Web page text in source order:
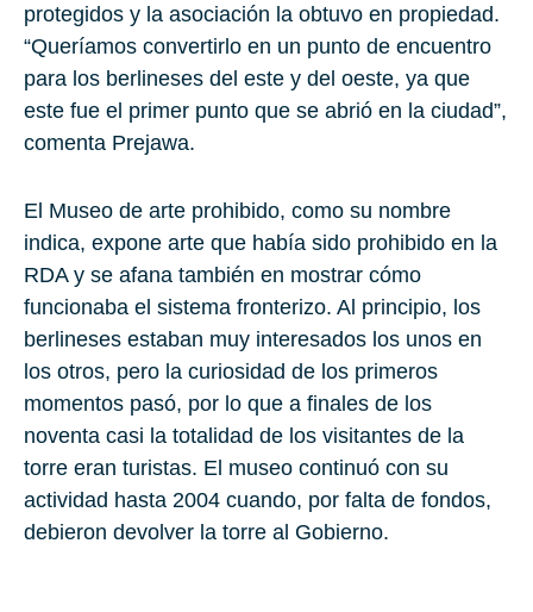
protegidos y la asociación la obtuvo en propiedad.
“Queríamos convertirlo en un punto de encuentro
para los berlineses del este y del oeste, ya que
este fue el primer punto que se abrió en la ciudad”,
comenta Prejawa.
El Museo de arte prohibido, como su nombre
indica, expone arte que había sido prohibido en la
RDA y se afana también en mostrar cómo
funcionaba el sistema fronterizo. Al principio, los
berlineses estaban muy interesados los unos en
los otros, pero la curiosidad de los primeros
momentos pasó, por lo que a finales de los
noventa casi la totalidad de los visitantes de la
torre eran turistas. El museo continuó con su
actividad hasta 2004 cuando, por falta de fondos,
debieron devolver la torre al Gobierno.